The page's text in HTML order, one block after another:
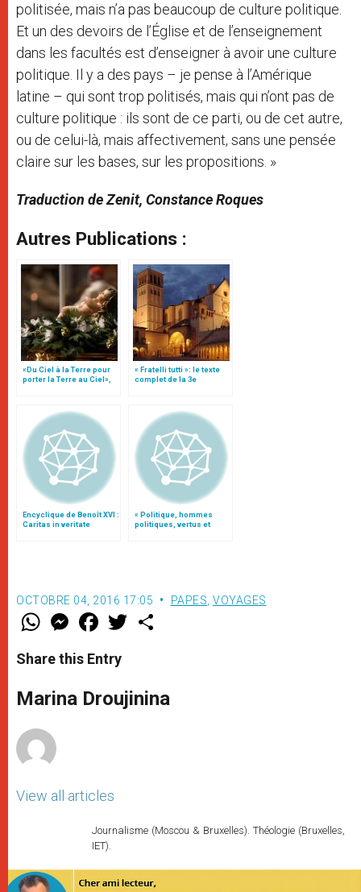
politisée, mais n’a pas beaucoup de culture politique.
Et un des devoirs de l’Église et de l’enseignement
dans les facultés est d’enseigner à avoir une culture
politique. Il y a des pays – je pense à l’Amérique
latine – qui sont trop politisés, mais qui n’ont pas de
culture politique : ils sont de ce parti, ou de cet autre,
ou de celui-là, mais affectivement, sans une pensée
claire sur les bases, sur les propositions. »
Traduction de Zenit, Constance Roques
Autres Publications :
«Du Ciel à la Terre pour
porter la Terre au Ciel»,
« Fratelli tutti »: le texte
complet de la 3e
Encyclique de Benoît XVI :
Caritas in veritate
« Politique, hommes
politiques, vertus et
OCTOBRE 04, 2016 17:05 PAPES VOYAGES
W
t
s
p
p
M
e
s
e
g
e
F
a
e
b
o
k
w
r
Share this Entry
Marina Droujinina
View all articles
Journalisme (Moscou & Bruxelles). Théologie (Bruxelles,
IET).